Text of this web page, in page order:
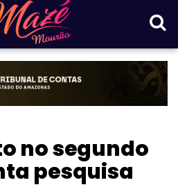
no segundo
pesquisa